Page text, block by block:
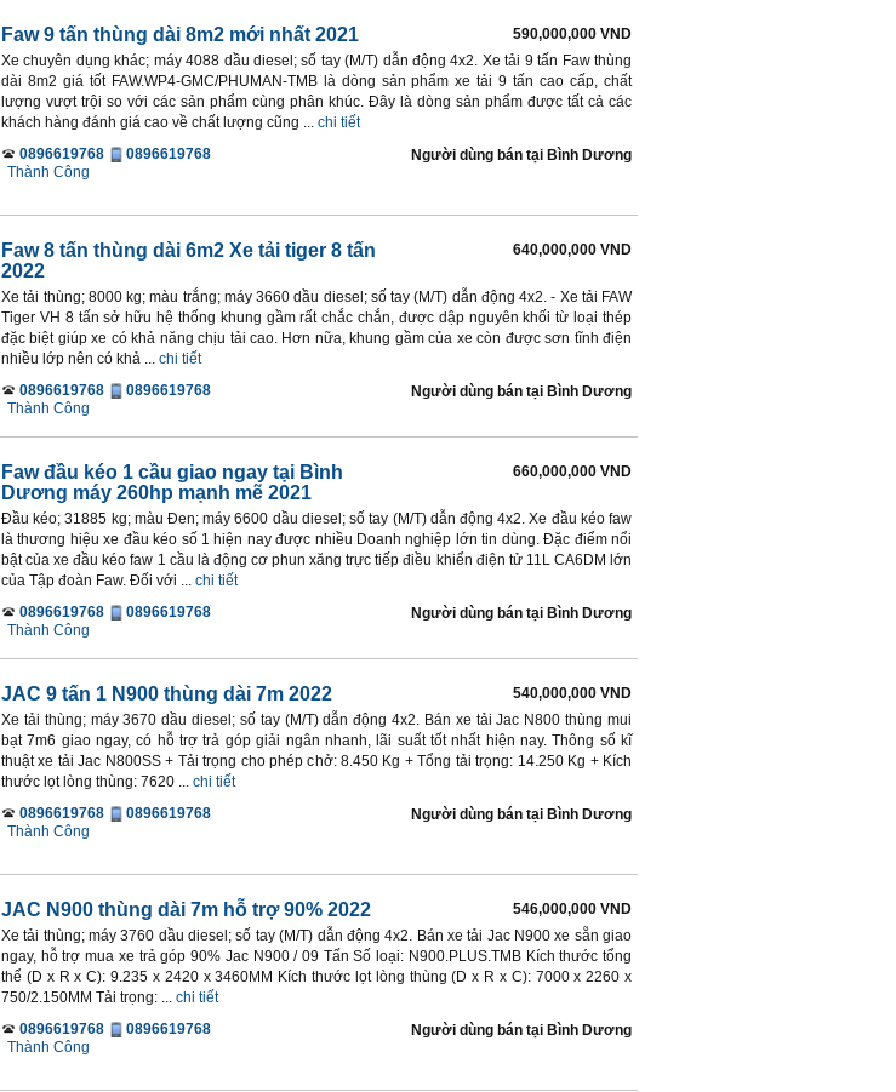
Faw 9 tấn thùng dài 8m2 mới nhất 2021
590,000,000 VND
Xe chuyên dụng khác; máy 4088 dầu diesel; số tay (M/T) dẫn động 4x2. Xe tải 9 tấn Faw thùng
dài 8m2 giá tốt FAW.WP4-GMC/PHUMAN-TMB là dòng sản phẩm xe tải 9 tấn cao cấp, chất
lượng vượt trội so với các sản phẩm cùng phân khúc. Đây là dòng sản phẩm được tất cả các
khách hàng đánh giá cao về chất lượng cũng ... chi tiết
0896619768
0896619768
Thành Công
Người dùng bán tại Bình Dương
Faw 8 tấn thùng dài 6m2 Xe tải tiger 8 tấn
2022
640,000,000 VND
Xe tải thùng; 8000 kg; màu trắng; máy 3660 dầu diesel; số tay (M/T) dẫn động 4x2. - Xe tải FAW
Tiger VH 8 tấn sở hữu hệ thống khung gầm rất chắc chắn, được dập nguyên khối từ loại thép
đặc biệt giúp xe có khả năng chịu tải cao. Hơn nữa, khung gầm của xe còn được sơn tĩnh điện
nhiều lớp nên có khả ... chi tiết
0896619768
0896619768
Thành Công
Người dùng bán tại Bình Dương
Faw đầu kéo 1 cầu giao ngay tại Bình
Dương máy 260hp mạnh mẽ 2021
660,000,000 VND
Đầu kéo; 31885 kg; màu Đen; máy 6600 dầu diesel; số tay (M/T) dẫn động 4x2. Xe đầu kéo faw
là thương hiệu xe đầu kéo số 1 hiện nay được nhiều Doanh nghiệp lớn tin dùng. Đặc điểm nổi
bật của xe đầu kéo faw 1 cầu là động cơ phun xăng trực tiếp điều khiển điện tử 11L CA6DM lớn
của Tập đoàn Faw. Đối với ... chi tiết
0896619768
0896619768
Thành Công
Người dùng bán tại Bình Dương
JAC 9 tấn 1 N900 thùng dài 7m 2022
540,000,000 VND
Xe tải thùng; máy 3670 dầu diesel; số tay (M/T) dẫn động 4x2. Bán xe tải Jac N800 thùng mui
bạt 7m6 giao ngay, có hỗ trợ trả góp giải ngân nhanh, lãi suất tốt nhất hiện nay. Thông số kĩ
thuật xe tải Jac N800SS + Tải trọng cho phép chở: 8.450 Kg + Tổng tải trọng: 14.250 Kg + Kích
thước lọt lòng thùng: 7620 ... chi tiết
0896619768
0896619768
Thành Công
Người dùng bán tại Bình Dương
JAC N900 thùng dài 7m hỗ trợ 90% 2022
546,000,000 VND
Xe tải thùng; máy 3760 dầu diesel; số tay (M/T) dẫn động 4x2. Bán xe tải Jac N900 xe sẵn giao
ngay, hỗ trợ mua xe trả góp 90% Jac N900 / 09 Tấn Số loại: N900.PLUS.TMB Kích thước tổng
thể (D x R x C): 9.235 x 2420 x 3460MM Kích thước lọt lòng thùng (D x R x C): 7000 x 2260 x
750/2.150MM Tải trọng: ... chi tiết
0896619768
0896619768
Thành Công
Người dùng bán tại Bình Dương